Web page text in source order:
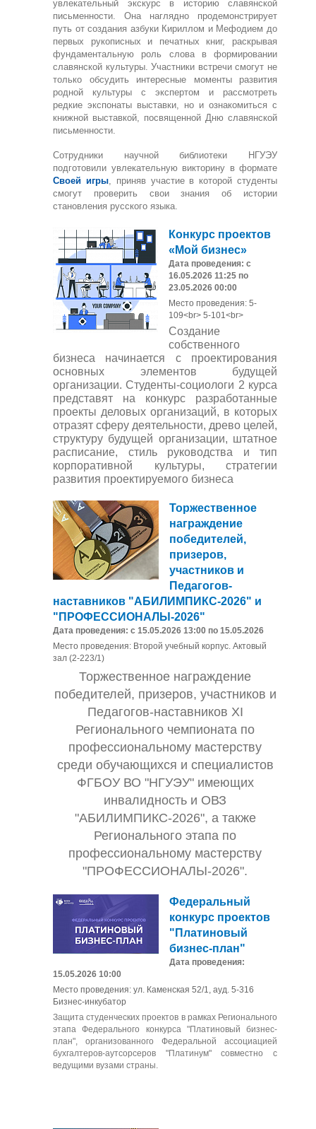
увлекательный экскурс в историю славянской
письменности. Она наглядно продемонстрирует
путь от создания азбуки Кириллом и Мефодием до
первых рукописных и печатных книг, раскрывая
фундаментальную роль слова в формировании
славянской культуры. Участники встречи смогут не
только обсудить интересные моменты развития
родной культуры с экспертом и рассмотреть
редкие экспонаты выставки, но и ознакомиться с
книжной выставкой, посвященной Дню славянской
письменности.
Сотрудники научной библиотеки НГУЭУ
подготовили увлекательную викторину в формате
Своей игры, приняв участие в которой студенты
смогут проверить свои знания об истории
становления русского языка.
Конкурс проектов
«Мой бизнес»
Дата проведения: с
16.05.2026 11:25 по
23.05.2026 00:00
Место проведения: 5-
109<br> 5-101<br>
Создание
собственного
бизнеса начинается с проектирования
основных элементов будущей
организации. Студенты-социологи 2 курса
представят на конкурс разработанные
проекты деловых организаций, в которых
отразят сферу деятельности, древо целей,
структуру будущей организации, штатное
расписание, стиль руководства и тип
корпоративной культуры, стратегии
развития проектируемого бизнеса
Торжественное
награждение
победителей,
призеров,
участников и
Педагогов-
наставников "АБИЛИМПИКС-2026" и
"ПРОФЕССИОНАЛЫ-2026"
Дата проведения: с 15.05.2026 13:00 по 15.05.2026
Место проведения: Второй учебный корпус. Актовый
зал (2-223/1)
Торжественное награждение
победителей, призеров, участников и
Педагогов-наставников XI
Регионального чемпионата по
профессиональному мастерству
среди обучающихся и специалистов
ФГБОУ ВО "НГУЭУ" имеющих
инвалидность и ОВЗ
"АБИЛИМПИКС-2026", а также
Регионального этапа по
профессиональному мастерству
"ПРОФЕССИОНАЛЫ-2026".
Федеральный
конкурс проектов
"Платиновый
бизнес-план"
Дата проведения:
15.05.2026 10:00
Место проведения: ул. Каменская 52/1, ауд. 5-316
Бизнес-инкубатор
Защита студенческих проектов в рамках Регионального
этапа Федерального конкурса "Платиновый бизнес-
план", организованного Федеральной ассоциацией
бухгалтеров-аутсорсеров "Платинум" совместно с
ведущими вузами страны.